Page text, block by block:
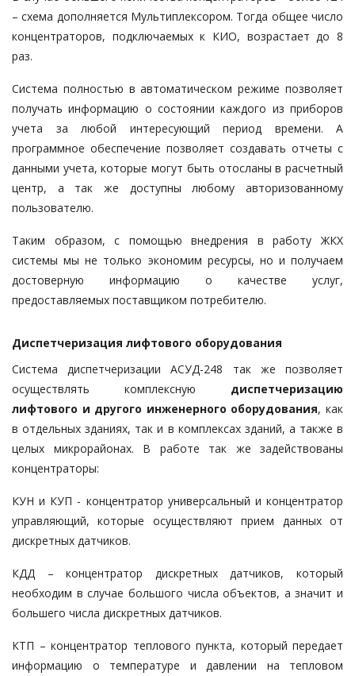
– схема дополняется Мультиплексором. Тогда общее число
концентраторов, подключаемых к КИО, возрастает до 8
раз.
Система полностью в автоматическом режиме позволяет
получать информацию о состоянии каждого из приборов
учета за любой интересующий период времени. А
программное обеспечение позволяет создавать отчеты с
данными учета, которые могут быть отосланы в расчетный
центр, а так же доступны любому авторизованному
пользователю.
Таким образом, с помощью внедрения в работу ЖКХ
системы мы не только экономим ресурсы, но и получаем
достоверную информацию о качестве услуг,
предоставляемых поставщиком потребителю.
Диспетчеризация лифтового оборудования
Система диспетчеризации АСУД-248 так же позволяет
осуществлять комплексную диспетчеризацию
лифтового и другого инженерного оборудования, как
в отдельных зданиях, так и в комплексах зданий, а также в
целых микрорайонах. В работе так же задействованы
концентраторы:
КУН и КУП - концентратор универсальный и концентратор
управляющий, которые осуществляют прием данных от
дискретных датчиков.
КДД – концентратор дискретных датчиков, который
необходим в случае большого числа объектов, а значит и
большего числа дискретных датчиков.
КТП – концентратор теплового пункта, который передает
информацию о температуре и давлении на тепловом